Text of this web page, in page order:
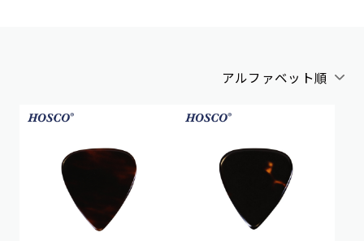
アルファベット順
アルファベット順
新着順
価格が安い順
価格が高い順